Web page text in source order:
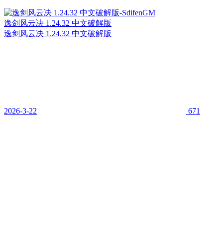
逸剑风云决 1.24.32 中文破解版
逸剑风云决 1.24.32 中文破解版
2026-3-22 671